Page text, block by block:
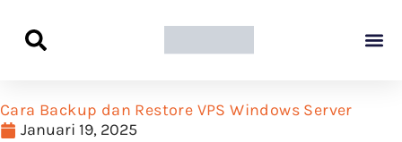
Cara Backup dan Restore VPS Windows Server
Januari 19, 2025